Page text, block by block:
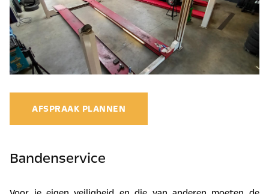
AFSPRAAK PLANNEN
Bandenservice